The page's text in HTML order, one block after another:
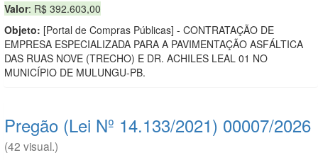
Valor: R$ 392.603,00
Objeto: [Portal de Compras Públicas] - CONTRATAÇÃO DE
EMPRESA ESPECIALIZADA PARA A PAVIMENTAÇÃO ASFÁLTICA
DAS RUAS NOVE (TRECHO) E DR. ACHILES LEAL 01 NO
MUNICÍPIO DE MULUNGU-PB.
Pregão (Lei Nº 14.133/2021) 00007/2026
(42 visual.)